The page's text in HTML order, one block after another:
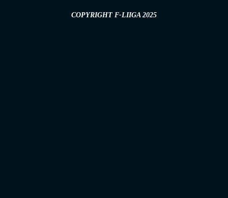
COPYRIGHT F-LIIGA 2025